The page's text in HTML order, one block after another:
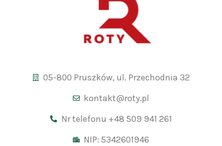
05-800 Pruszków, ul. Przechodnia 32
kontakt@roty.pl
Nr telefonu +48 509 941 261
NIP: 5342601946